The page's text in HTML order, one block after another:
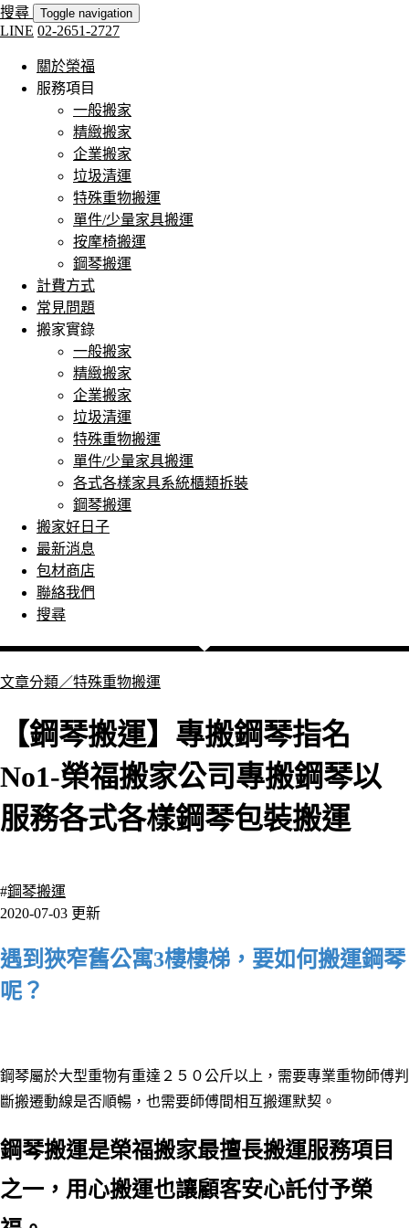
搜尋 Toggle navigation
LINE 02-2651-2727
關於榮福
服務項目
一般搬家
精緻搬家
企業搬家
垃圾清運
特殊重物搬運
單件/少量家具搬運
按摩椅搬運
鋼琴搬運
計費方式
常見問題
搬家實錄
一般搬家
精緻搬家
企業搬家
垃圾清運
特殊重物搬運
單件/少量家具搬運
各式各樣家具系統櫃類拆裝
鋼琴搬運
搬家好日子
最新消息
包材商店
聯絡我們
搜尋
文章分類／特殊重物搬運
【鋼琴搬運】專搬鋼琴指名
No1-榮福搬家公司專搬鋼琴以
服務各式各樣鋼琴包裝搬運
#鋼琴搬運
2020-07-03 更新
遇到狹窄舊公寓3樓樓梯，要如何搬運鋼琴
呢？
鋼琴屬於大型重物有重達２５０公斤以上，需要專業重物師傅判
斷搬遷動線是否順暢，也需要師傅間相互搬運默契。
鋼琴搬運是榮福搬家最擅長搬運服務項目
之一，用心搬運也讓顧客安心託付予榮